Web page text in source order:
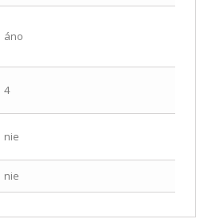
áno
4
nie
nie